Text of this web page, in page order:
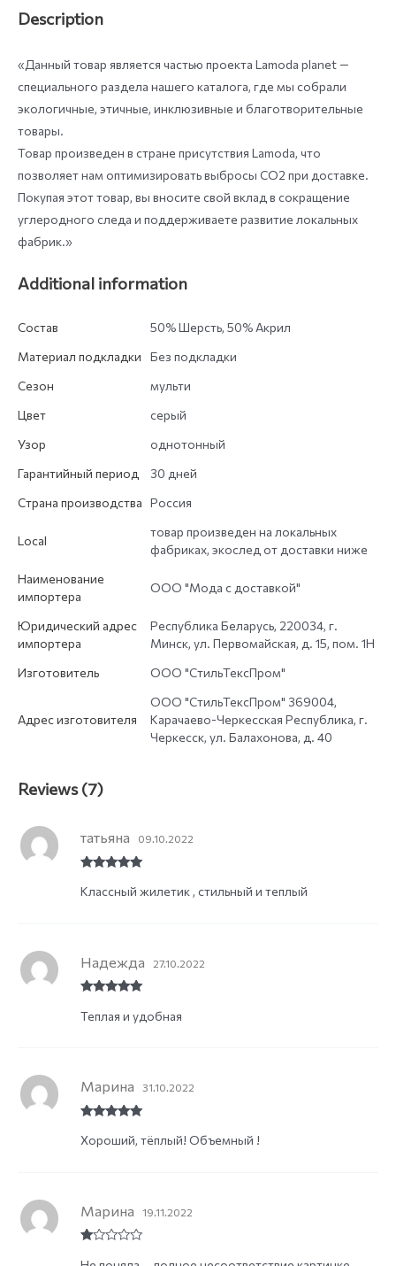
Description
«Данный товар является частью проекта Lamoda planet —
специального раздела нашего каталога, где мы собрали
экологичные, этичные, инклюзивные и благотворительные
товары.
Товар произведен в стране присутствия Lamoda, что
позволяет нам оптимизировать выбросы СО2 при доставке.
Покупая этот товар, вы вносите свой вклад в сокращение
углеродного следа и поддерживаете развитие локальных
фабрик.»
Additional information
Состав
50% Шерсть, 50% Акрил
Материал подкладки
Без подкладки
Сезон
мульти
Цвет
серый
Узор
однотонный
Гарантийный период
30 дней
Страна производства Россия
Local
товар произведен на локальных
фабриках, экослед от доставки ниже
Наименование
импортера
ООО "Мода с доставкой"
Юридический адрес
импортера
Республика Беларусь, 220034, г.
Минск, ул. Первомайская, д. 15, пом. 1Н
Изготовитель
ООО "СтильТексПром"
Адрес изготовителя
ООО "СтильТексПром" 369004,
Карачаево-Черкесская Республика, г.
Черкесск, ул. Балахонова, д. 40
Reviews (7)
of 5
татьяна 09.10.2022
Классный жилетик , стильный и теплый
of 5
Надежда 27.10.2022
Теплая и удобная
of 5
Марина 31.10.2022
Хороший, тёплый! Объемный !
Марина 19.11.2022